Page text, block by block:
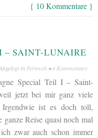
{ 10 Kommentare }
– SAINT-LUNAIRE
in Fernweh •4 Kommentare
Special Teil I – Saint-
jetzt bei mir ganz viele
Irgendwie ist es doch toll,
Reise quasi noch mal
zwar auch schon immer